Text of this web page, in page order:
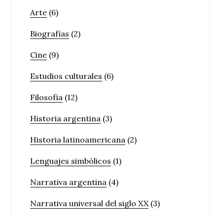
Arte (6)
Biografías (2)
Cine (9)
Estudios culturales (6)
Filosofía (12)
Historia argentina (3)
Historia latinoamericana (2)
Lenguajes simbólicos (1)
Narrativa argentina (4)
Narrativa universal del siglo XX(3)